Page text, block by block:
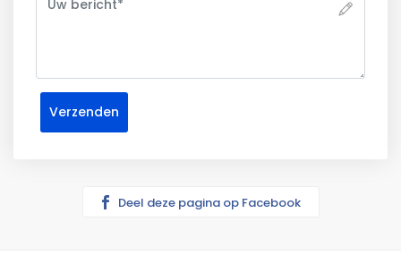
Deel deze pagina op Facebook